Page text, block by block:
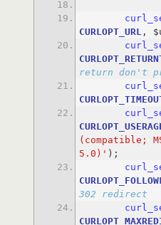
CURLOPT_URL
return don't
(compatible;
5.0)'
302 redirect